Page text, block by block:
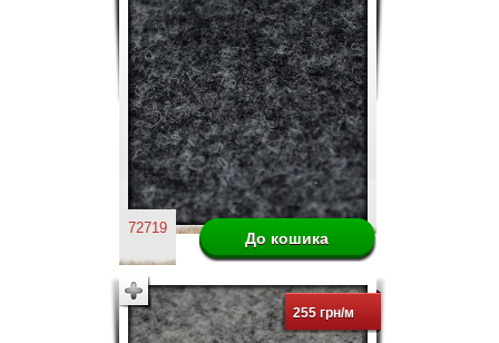
72719
255 грн/м